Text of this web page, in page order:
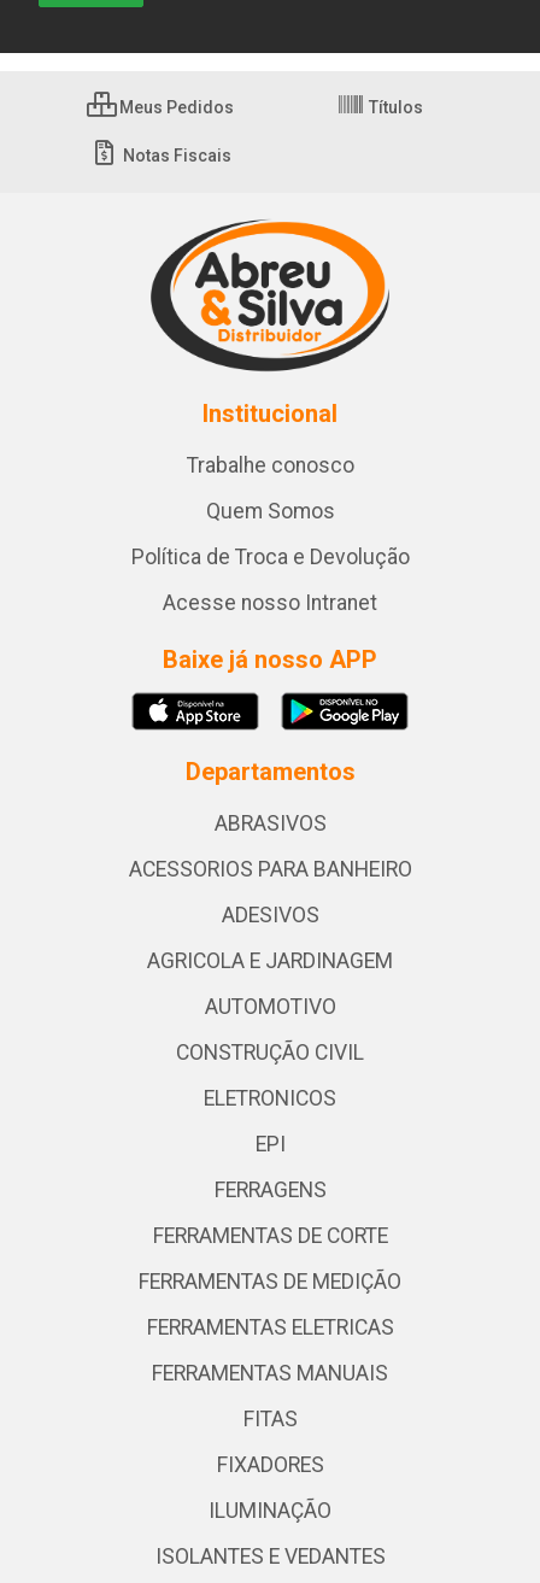
Meus Pedidos Títulos
Notas Fiscais
Institucional
Trabalhe conosco
Quem Somos
Política de Troca e Devolução
Acesse nosso Intranet
Baixe já nosso APP
Departamentos
ABRASIVOS
ACESSORIOS PARA BANHEIRO
ADESIVOS
AGRICOLA E JARDINAGEM
AUTOMOTIVO
CONSTRUÇÃO CIVIL
ELETRONICOS
EPI
FERRAGENS
FERRAMENTAS DE CORTE
FERRAMENTAS DE MEDIÇÃO
FERRAMENTAS ELETRICAS
FERRAMENTAS MANUAIS
FITAS
FIXADORES
ILUMINAÇÃO
ISOLANTES E VEDANTES